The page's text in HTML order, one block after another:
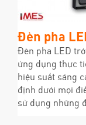
Đèn pha
Đèn pha LED
ứng dụng thực
hiệu suất sáng
định dưới mọi
sử dụng những